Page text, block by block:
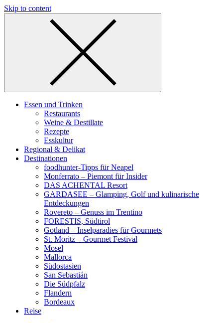
Skip to content
Essen und Trinken
Restaurants
Weine & Destillate
Rezepte
Esskultur
Regional & Delikat
Destinationen
foodhunter-Tipps für Neapel
Monferrato – Piemont für Insider
DAS ACHENTAL Resort
GARDASEE – Glamping, Golf und kulinarische
Entdeckungen
Rovereto – Genuss im Trentino
FORESTIS, Südtirol
Gotland – Inselparadies für Gourmets
St. Moritz – Gourmet Festival
Mosel
Mallorca
Südostasien
San Sebastián
Die Südpfalz
Flandern
Bordeaux
Reise